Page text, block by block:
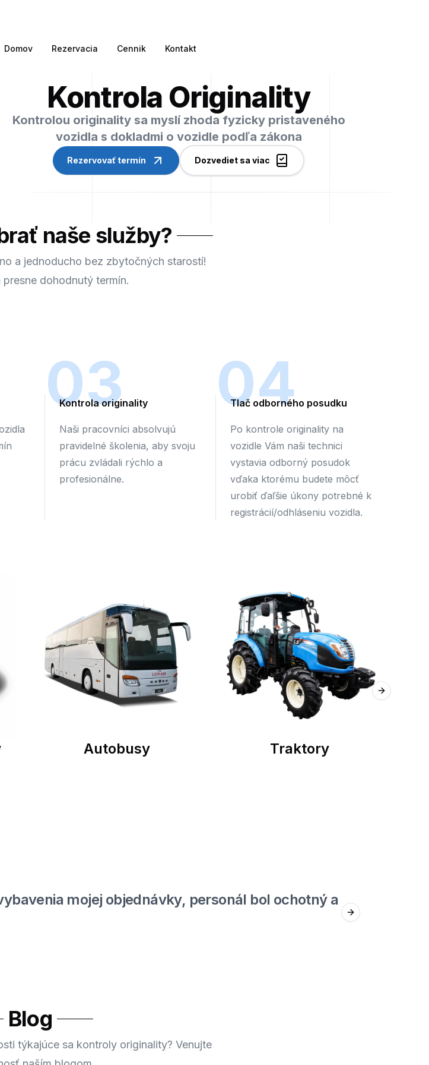
Domov Rezervacia Cennik Kontakt
Kontrola Originality
Kontrolou originality sa myslí zhoda fyzicky pristaveného
vozidla s dokladmi o vozidle podľa zákona
Rezervovať termín Dozvediet sa viac
naše služby?
a jednoducho bez zbytočných starostí!
presne dohodnutý termín.
03
Kontrola originality
Naši pracovníci absolvujú
pravidelné školenia, aby svoju
prácu zvládali rýchlo a
profesionálne.
04
Tlač odborného posudku
Po kontrole originality na
vozidle Vám naši technici
vystavia odborný posudok
vďaka ktorému budete môcť
urobiť ďaľšie úkony potrebné k
registrácií/odhláseniu vozidla.
Autobusy Traktory
Next slide
mojej objednávky, personál bol ochotný a
Next slide
Blog
týkajúce sa kontroly originality? Venujte